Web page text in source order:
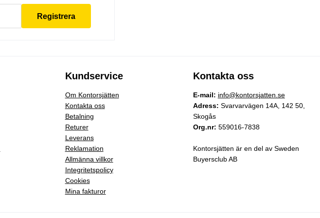
Registrera
Kundservice
Om Kontorsjätten
Kontakta oss
Betalning
Returer
Leverans
Reklamation
Allmänna villkor
Integritetspolicy
Cookies
Mina fakturor
Kontakta oss
E-mail: info@kontorsjatten.se
Adress: Svarvarvägen 14A, 142 50,
Skogås
Org.nr: 559016-7838
Kontorsjätten är en del av Sweden
Buyersclub AB